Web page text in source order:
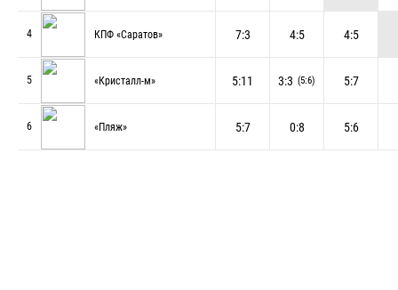
4 КПФ «Саратов»
5 «Кристалл-м»
6 «Пляж»
7:3 4:5 4:5
5:11 3:3 (5:6) 5:7
5:7 0:8 5:6